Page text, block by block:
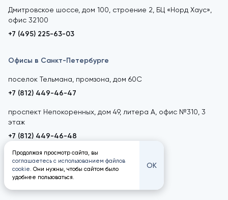
Дмитровское шоссе, дом 100, строение 2, БЦ «Норд Хаус»,
офис 32100
+7 (495) 225-63-03
Офисы в Санкт-Петербурге
поселок Тельмана, промзона, дом 60С
+7 (812) 449-46-47
проспект Непокоренных, дом 49, литера А, офис №310, 3
этаж
+7 (812) 449-46-48
Продолжая просмотр сайта, вы
соглашаетесь с использованием файлов
cookie. Они нужны, чтобы сайтом было
удобнее пользоваться.
ОК